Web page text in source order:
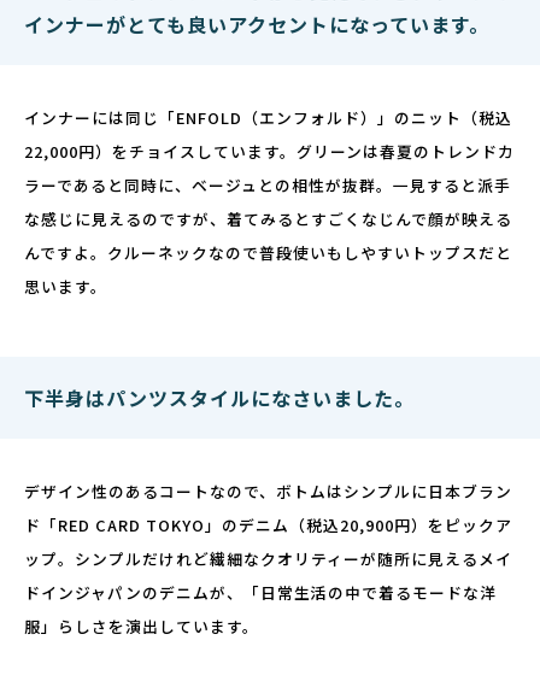
インナーがとても良いアクセントになっています。
インナーには同じ「ENFOLD（エンフォルド）」のニット（税込
22,000円）をチョイスしています。グリーンは春夏のトレンドカ
ラーであると同時に、ベージュとの相性が抜群。一見すると派手
な感じに見えるのですが、着てみるとすごくなじんで顔が映える
んですよ。クルーネックなので普段使いもしやすいトップスだと
思います。
下半身はパンツスタイルになさいました。
デザイン性のあるコートなので、ボトムはシンプルに日本ブラン
ド「RED CARD TOKYO」のデニム（税込20,900円）をピックア
ップ。シンプルだけれど繊細なクオリティーが随所に見えるメイ
ドインジャパンのデニムが、「日常生活の中で着るモードな洋
服」らしさを演出しています。